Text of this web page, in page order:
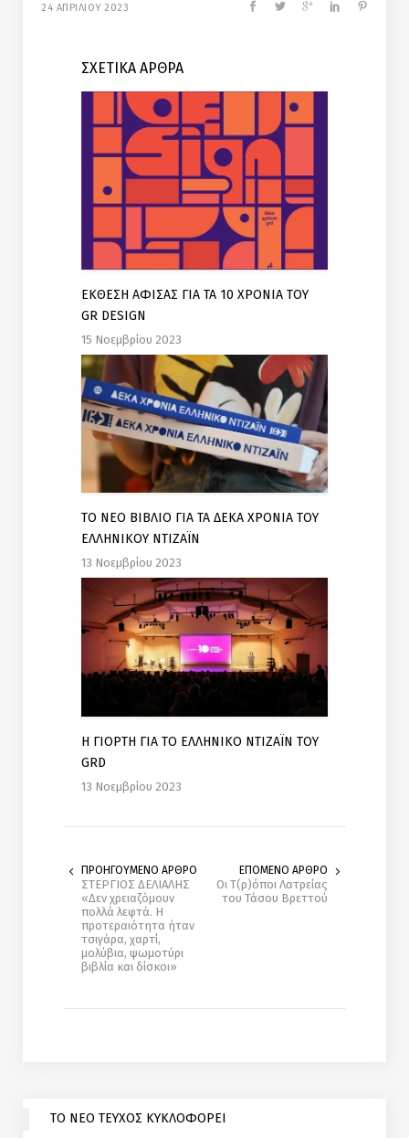
24 ΑΠΡΙΛΙΟΥ 2023
ΣΧΕΤΙΚΑ ΑΡΘΡΑ
EΚΘΕΣΗ ΑΦΙΣΑΣ ΓΙΑ ΤΑ 10 ΧΡΟΝΙΑ ΤΟΥ
GR DESIGN
15 Νοεμβρίου 2023
ΤΟ ΝΕΟ ΒΙΒΛΙΟ ΓΙΑ ΤΑ ΔΕΚΑ ΧΡΟΝΙΑ ΤΟΥ
ΕΛΛΗΝΙΚΟΥ ΝΤΙΖΑΪΝ
13 Νοεμβρίου 2023
Η ΓΙΟΡΤΗ ΓΙΑ ΤΟ ΕΛΛΗΝΙΚΟ ΝΤΙΖΑΪΝ ΤΟΥ
GRD
13 Νοεμβρίου 2023
ΠΡΟΗΓΟΥΜΕΝΟ ΑΡΘΡΟ
ΣΤΕΡΓΙΟΣ ΔΕΛΙΑΛΗΣ
«Δεν χρειαζόμουν
πολλά λεφτά. H
προτεραιότητα ήταν
τσιγάρα, χαρτί,
μολύβια, ψωμοτύρι
βιβλία και δίσκοι»
ΕΠΟΜΕΝΟ ΑΡΘΡΟ
Oι Τ(ρ)όποι Λατρείας
του Τάσου Βρεττού
ΤΟ ΝΕΟ ΤΕΥΧΟΣ ΚΥΚΛΟΦΟΡΕΙ